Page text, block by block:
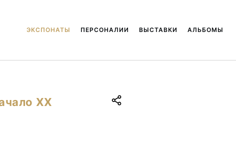
ЭКСПОНАТЫ ПЕРСОНАЛИИ ВЫСТАВКИ АЛЬБОМЫ
ХХ